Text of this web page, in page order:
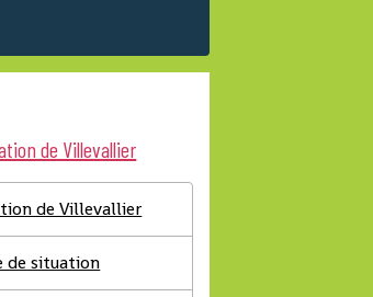
de Villevallier
de Villevallier
de situation